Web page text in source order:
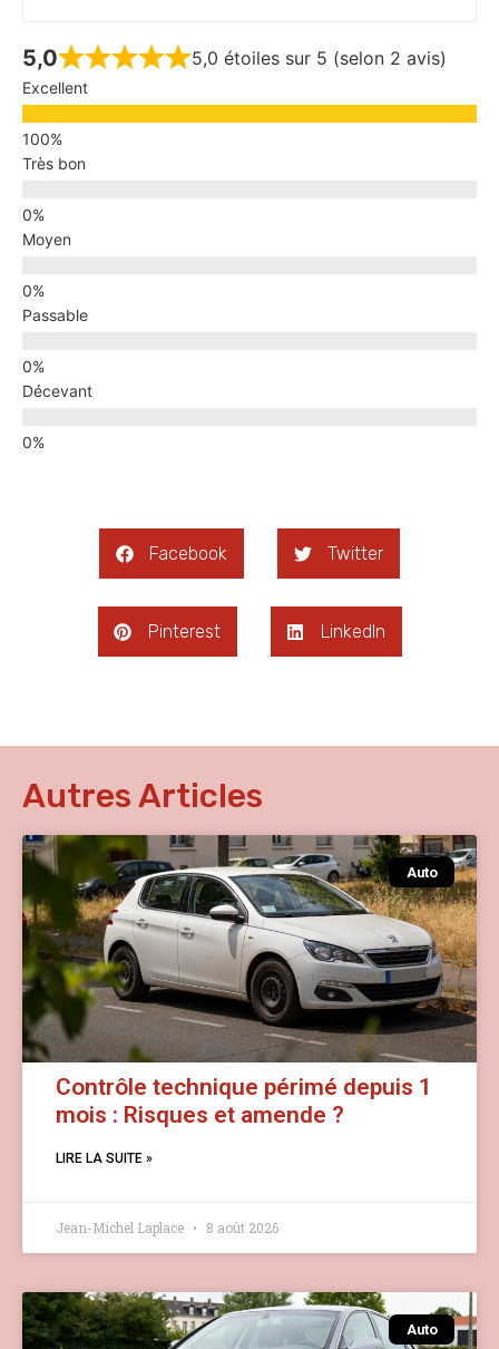
5,0 5,0 étoiles sur 5 (selon 2 avis)
Excellent
Très bon
Moyen
Passable
Décevant
Facebook Twitter
Pinterest LinkedIn
Autres Articles
Auto
Contrôle technique périmé depuis 1
mois : Risques et amende ?
LIRE LA SUITE »
Jean-Michel Laplace 8 août 2026
Auto